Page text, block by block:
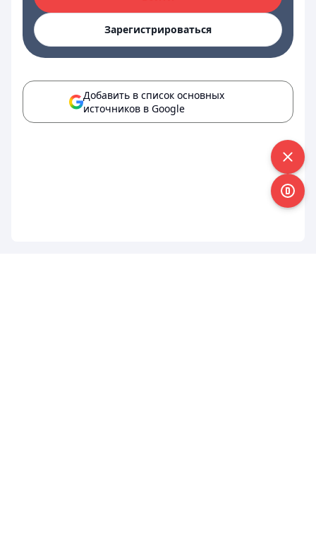
Зарегистрироваться
Добавить в список основных
источников в Google